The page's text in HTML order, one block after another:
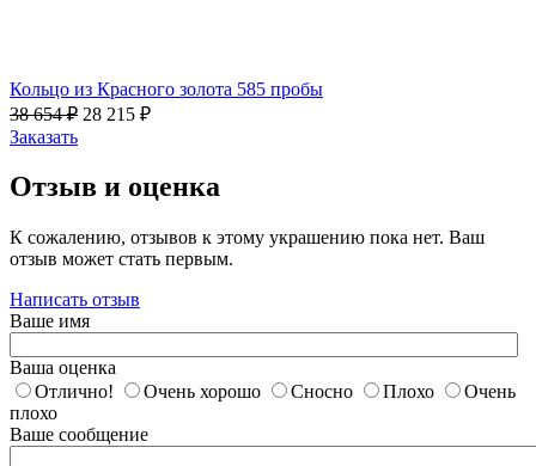
Кольцо из Красного золота 585 пробы
38 654 ₽ 28 215 ₽
Заказать
Отзыв и оценка
К сожалению, отзывов к этому украшению пока нет. Ваш
отзыв может стать первым.
Написать отзыв
Ваше имя
Ваша оценка
Отлично!
Очень хорошо Сносно Плохо
Очень
плохо
Ваше сообщение